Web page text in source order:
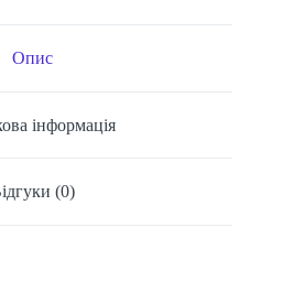
Опис
інформація
(0)